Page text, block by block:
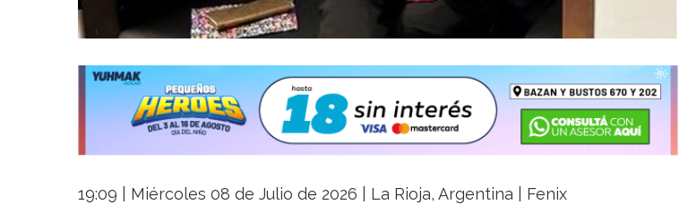
19:09 | Miércoles 08 de Julio de 2026 | La Rioja, Argentina | Fenix